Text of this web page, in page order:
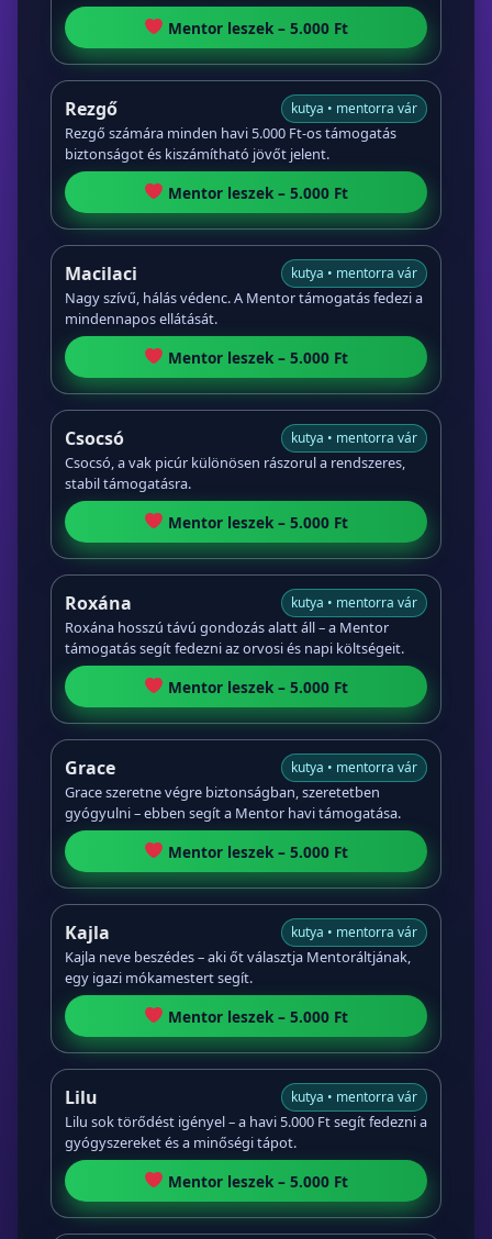
Mentor leszek – 5.000 Ft
Rezgő kutya • mentorra vár
Rezgő számára minden havi 5.000 Ft-os támogatás
biztonságot és kiszámítható jövőt jelent.
Mentor leszek – 5.000 Ft
Macilaci kutya • mentorra vár
Nagy szívű, hálás védenc. A Mentor támogatás fedezi a
mindennapos ellátását.
Mentor leszek – 5.000 Ft
Csocsó kutya • mentorra vár
Csocsó, a vak picúr különösen rászorul a rendszeres,
stabil támogatásra.
Mentor leszek – 5.000 Ft
Roxána kutya • mentorra vár
Roxána hosszú távú gondozás alatt áll – a Mentor
támogatás segít fedezni az orvosi és napi költségeit.
Mentor leszek – 5.000 Ft
Grace kutya • mentorra vár
Grace szeretne végre biztonságban, szeretetben
gyógyulni – ebben segít a Mentor havi támogatása.
Mentor leszek – 5.000 Ft
Kajla kutya • mentorra vár
Kajla neve beszédes – aki őt választja Mentoráltjának,
egy igazi mókamestert segít.
Mentor leszek – 5.000 Ft
Lilu kutya • mentorra vár
Lilu sok törődést igényel – a havi 5.000 Ft segít fedezni a
gyógyszereket és a minőségi tápot.
Mentor leszek – 5.000 Ft